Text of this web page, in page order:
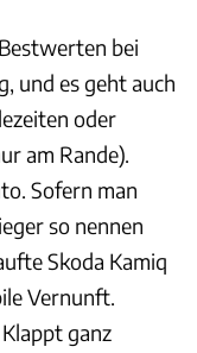
bei
und es geht auch
oder
am Rande).
Sofern man
so nennen
Skoda Kamiq
Vernunft.
ganz